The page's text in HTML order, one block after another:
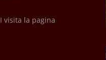
visita la pagina